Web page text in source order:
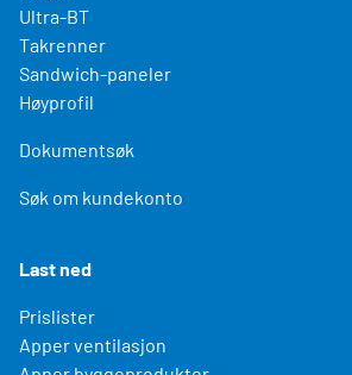
Ultra-BT
Takrenner
Sandwich-paneler
Høyprofil
Dokumentsøk
Søk om kundekonto
Last ned
Prislister
Apper ventilasjon